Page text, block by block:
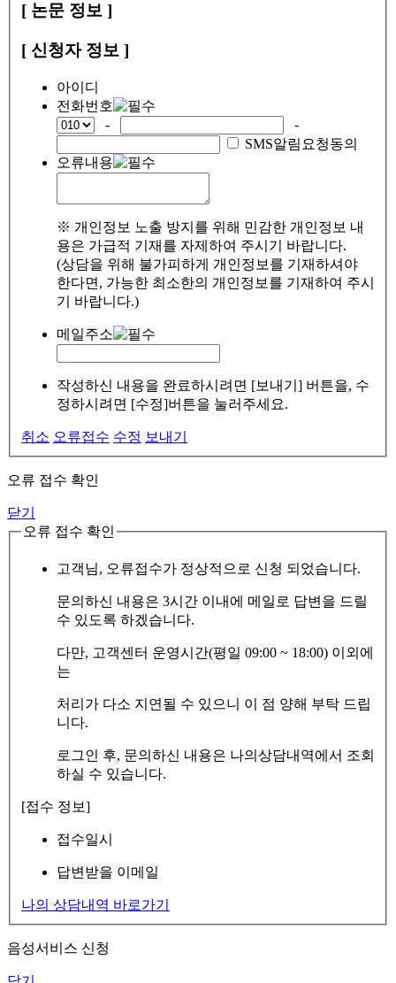
[ 논문 정보 ]
[ 신청자 정보 ]
아이디
전화번호
-
-
SMS알림요청동의
오류내용
※ 개인정보 노출 방지를 위해 민감한 개인정보 내
용은 가급적 기재를 자제하여 주시기 바랍니다.
(상담을 위해 불가피하게 개인정보를 기재하셔야
한다면, 가능한 최소한의 개인정보를 기재하여 주시
기 바랍니다.)
메일주소
작성하신 내용을 완료하시려면 [보내기] 버튼을, 수
정하시려면 [수정]버튼을 눌러주세요.
취소 오류접수 수정 보내기
오류 접수 확인
닫기
오류 접수 확인
고객님, 오류접수가 정상적으로 신청 되었습니다.
문의하신 내용은 3시간 이내에 메일로 답변을 드릴
수 있도록 하겠습니다.
다만, 고객센터 운영시간(평일 09:00 ~ 18:00) 이외에
는
처리가 다소 지연될 수 있으니 이 점 양해 부탁 드립
니다.
로그인 후, 문의하신 내용은 나의상담내역에서 조회
하실 수 있습니다.
[접수 정보]
접수일시
답변받을 이메일
나의 상담내역 바로가기
음성서비스 신청